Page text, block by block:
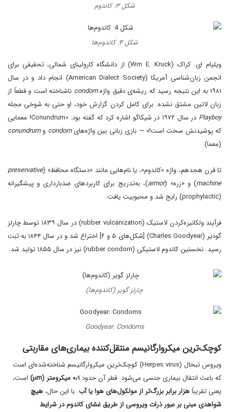
شکل ۳: کاندوم
شکل ۴: کاندوم‌ها
ویلیام ای. کراک (Wm E. Kruck) از دانشگاه کارولینای شمالی، تحقیقی برای
انجمن زبان‌شناسی آمریکا (American Dialect Society) انجام داد و در سال
۱۹۸۱ به این نتیجه رسید که ریشه‌ی دقیق واژه
condom ناشناخته است و قطعاً از
زبان لاتین مشتق نشده. برای کامل‌ کردن گزارش خود، او حتی به شوخی مجله
Playboy
در سال ۱۹۷۲ در شیکاگو اشاره کرد که گفته بود: «Conundrum! معمایی
که پوشیدنش سخت است!» — بازی زبانی بین واژه‌هایcondom وconundrum
(معما).
تا قرن هجدهم، واژه «کاندوم»، یا نام‌هایی مانند «دستگاه محافظ» (preservative
machine) و «زره» (armor)، به‌تدریج برای کاربردهای ضدبارداری و پیشگیرانه
(prophylactic) رایج شد و محبوبیت یافت.
فرآیند ولکانیزه‌کردن لاستیک (rubber vulcanization) در سال ۱۸۳۹ توسط چارلز
گودیر (Charles Goodyear) [شکل‌های ۵ و ۶] اختراع شد و در سال ۱۸۴۴ به ثبت
رسید. نخستین کاندوم لاستیکی (rubber condom) نیز در سال ۱۸۵۵ تولید شد.
چارلز گویر (کاندوم‌ها)
Goodyear: Condoms
کوچک‌ترین میکروارگانیسم منتقل‌کننده بیماری‌های مقاربتی
ویروس تبخال (Herpes virus) کوچک‌ترین میکروارگانیسم شناخته‌شده‌ای است
که باعث انتقال بیماری جنسی می‌شود. قطر آن حدود۰٫۱ میکرومتر (μm)
است،
یعنی تقریباًهزار برابر بزرگ‌تر از مولکول‌های هوا یا آب. با این حال، هیچ
شواهدی مبنی بر عبور ذرات ویروسی از طریق غشای کاندوم در شرایط